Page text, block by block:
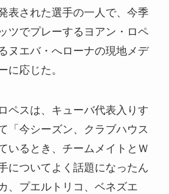
表された選手の一人で、今季
ツでプレーするヨアン・ロペ
ヌエバ・へローナの現地メデ
に応じた。
ペスは、キューバ代表入りす
「今シーズン、クラブハウス
いるとき、チームメイトとＷ
についてよく話題になったん
、プエルトリコ、ベネズエ